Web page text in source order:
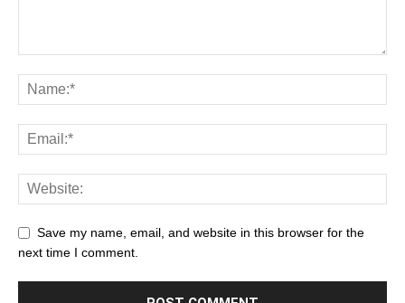
Save my name, email, and website in this browser for the
next time I comment.